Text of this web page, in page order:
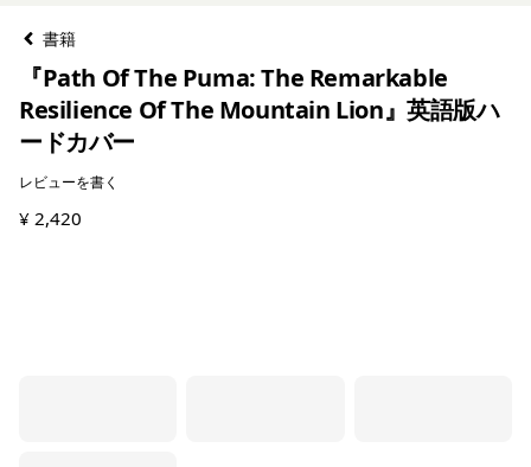
書籍
『Path Of The Puma: The Remarkable
Resilience Of The Mountain Lion』英語版ハ
ードカバー
レビューを書く
¥ 2,420